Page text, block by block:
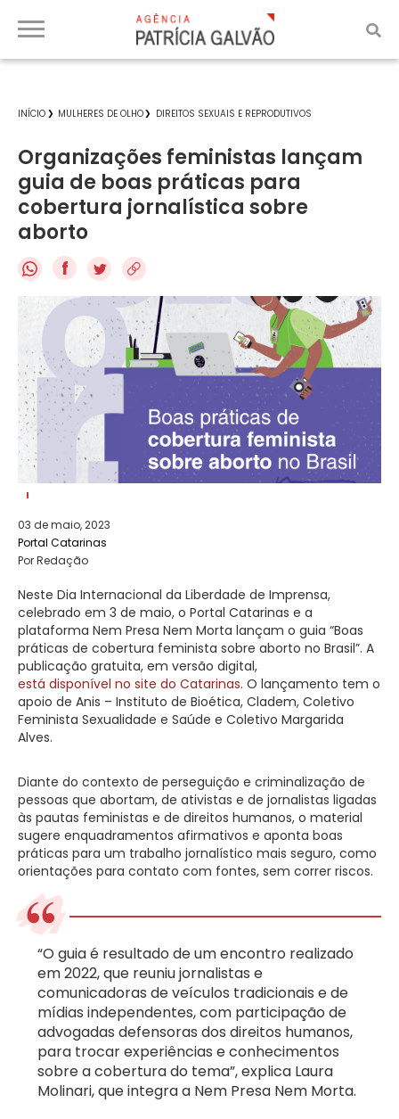
INÍCIO MULHERES DE OLHO DIREITOS SEXUAIS E REPRODUTIVOS
Organizações feministas lançam
guia de boas práticas para
cobertura jornalística sobre
aborto
f
03 de maio, 2023
Portal Catarinas
Por Redação
Neste Dia Internacional da Liberdade de Imprensa,
celebrado em 3 de maio, o Portal Catarinas e a
plataforma Nem Presa Nem Morta lançam o guia “Boas
práticas de cobertura feminista sobre aborto no Brasil”. A
publicação gratuita, em versão digital,
está disponível no site do Catarinas. O lançamento tem o
apoio de Anis – Instituto de Bioética, Cladem, Coletivo
Feminista Sexualidade e Saúde e Coletivo Margarida
Alves.
Diante do contexto de perseguição e criminalização de
pessoas que abortam, de ativistas e de jornalistas ligadas
às pautas feministas e de direitos humanos, o material
sugere enquadramentos afirmativos e aponta boas
práticas para um trabalho jornalístico mais seguro, como
orientações para contato com fontes, sem correr riscos.
“O guia é resultado de um encontro realizado
em 2022, que reuniu jornalistas e
comunicadoras de veículos tradicionais e de
mídias independentes, com participação de
advogadas defensoras dos direitos humanos,
para trocar experiências e conhecimentos
sobre a cobertura do tema”, explica Laura
Molinari, que integra a Nem Presa Nem Morta.